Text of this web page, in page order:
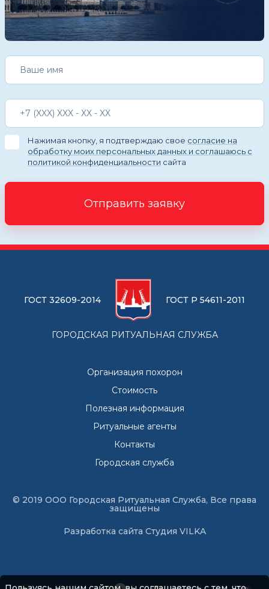
Нажимая кнопку, я подтверждаю свое согласие на
обработку моих персональных данных и соглашаюсь с
политикой конфиденциальности сайта
Отправить заявку
ГОСТ 32609-2014 ГОСТ Р 54611-2011
ГОРОДСКАЯ РИТУАЛЬНАЯ СЛУЖБА
Организация похорон
Стоимость
Полезная информация
Ритуальные агенты
Контакты
Городская служба
© 2019 ООО Городская Ритуальная Служба, Все права
защищены
Разработка сайта Студия VILKA